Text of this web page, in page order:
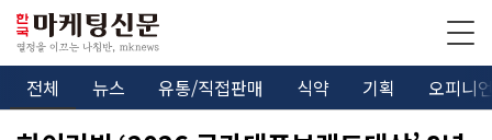
전체 뉴스 유통/직접판매 식약 기획 오피니